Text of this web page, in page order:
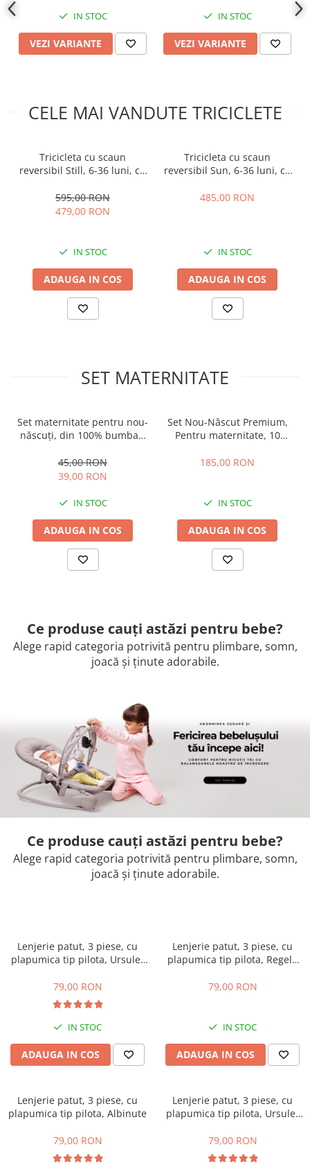
IN STOC
VEZI VARIANTE
IN STOC
VEZI VARIANTE
CELE MAI VANDUTE TRICICLETE
Tricicleta cu scaun
reversibil Still, 6-36 luni, cu
roata cauciuc, cu lumini si
muzica, SL07
595,00 RON
479,00 RON
IN STOC
ADAUGA IN COS
Tricicleta cu scaun
reversibil Sun, 6-36 luni, cu
sezut ergonomic tip scoica,
485,00 RON
IN STOC
ADAUGA IN COS
SET MATERNITATE
Set maternitate pentru nou-
născuți, din 100% bumbac,
45,00 RON
39,00 RON
IN STOC
ADAUGA IN COS
Set Nou-Născut Premium,
Pentru maternitate, 10
Păturică, Fluturas
185,00 RON
IN STOC
ADAUGA IN COS
Ce produse cauți astăzi pentru bebe?
Alege rapid categoria potrivită pentru plimbare, somn,
joacă și ținute adorabile.
Ce produse cauți astăzi pentru bebe?
Alege rapid categoria potrivită pentru plimbare, somn,
joacă și ținute adorabile.
Lenjerie patut, 3 piese, cu
plapumica tip pilota, Ursulet
79,00 RON
IN STOC
ADAUGA IN COS
Lenjerie patut, 3 piese, cu
plapumica tip pilota, Regele
79,00 RON
IN STOC
ADAUGA IN COS
Lenjerie patut, 3 piese, cu
plapumica tip pilota, Albinute
79,00 RON
Lenjerie patut, 3 piese, cu
plapumica tip pilota, Ursulet
79,00 RON